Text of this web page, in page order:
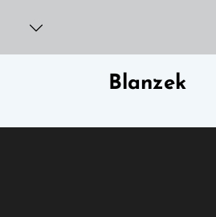
Blanzek